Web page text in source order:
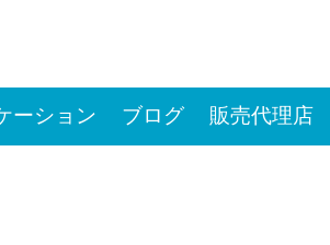
ーション ブログ 販売代理店